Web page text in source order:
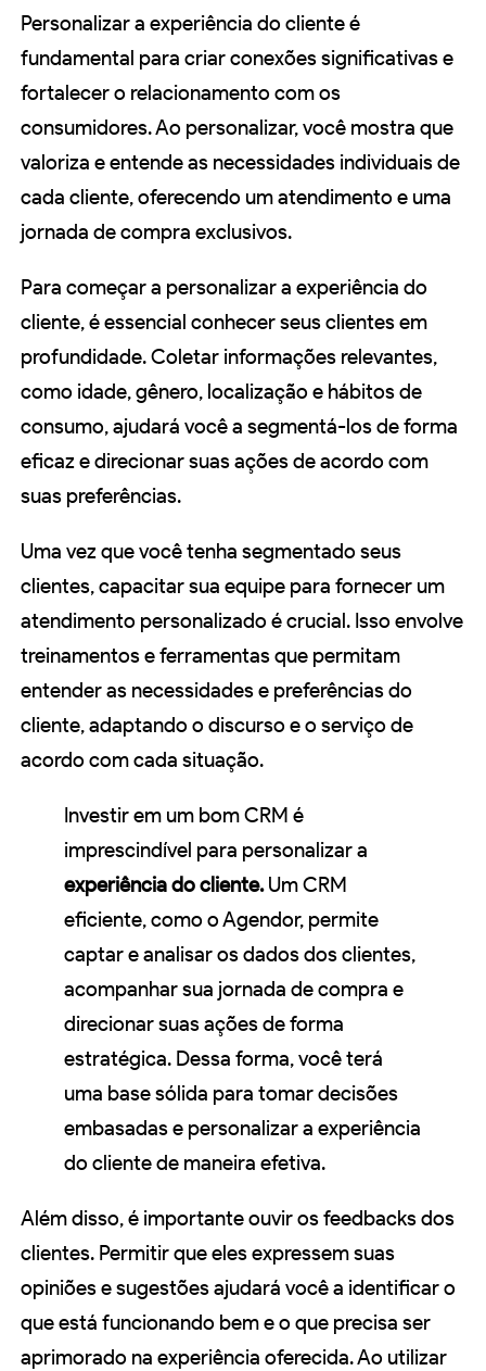
Personalizar a experiência do cliente é
fundamental para criar conexões significativas e
fortalecer o relacionamento com os
consumidores. Ao personalizar, você mostra que
valoriza e entende as necessidades individuais de
cada cliente, oferecendo um atendimento e uma
jornada de compra exclusivos.
Para começar a personalizar a experiência do
cliente, é essencial conhecer seus clientes em
profundidade. Coletar informações relevantes,
como idade, gênero, localização e hábitos de
consumo, ajudará você a segmentá-los de forma
eficaz e direcionar suas ações de acordo com
suas preferências.
Uma vez que você tenha segmentado seus
clientes, capacitar sua equipe para fornecer um
atendimento personalizado é crucial. Isso envolve
treinamentos e ferramentas que permitam
entender as necessidades e preferências do
cliente, adaptando o discurso e o serviço de
acordo com cada situação.
Investir em um bom CRM é
imprescindível para personalizar a
experiência do cliente.Um CRM
eficiente, como o Agendor, permite
captar e analisar os dados dos clientes,
acompanhar sua jornada de compra e
direcionar suas ações de forma
estratégica. Dessa forma, você terá
uma base sólida para tomar decisões
embasadas e personalizar a experiência
do cliente de maneira efetiva.
Além disso, é importante ouvir os feedbacks dos
clientes. Permitir que eles expressem suas
opiniões e sugestões ajudará você a identificar o
que está funcionando bem e o que precisa ser
aprimorado na experiência oferecida. Ao utilizar